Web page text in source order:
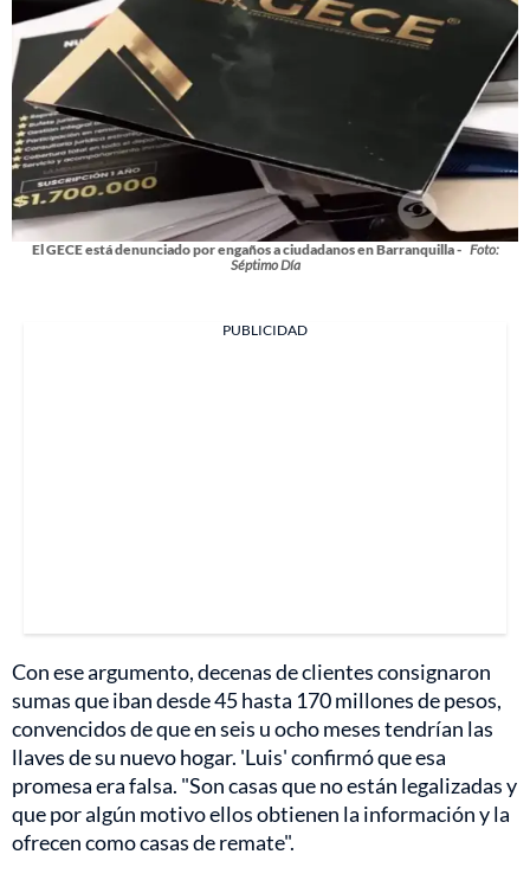
El GECE está denunciado por engaños a ciudadanos en Barranquilla - Foto:
Séptimo Día
PUBLICIDAD
Con ese argumento, decenas de clientes consignaron
sumas que iban desde 45 hasta 170 millones de pesos,
convencidos de que en seis u ocho meses tendrían las
llaves de su nuevo hogar. 'Luis' confirmó que esa
promesa era falsa. "Son casas que no están legalizadas y
que por algún motivo ellos obtienen la información y la
ofrecen como casas de remate".